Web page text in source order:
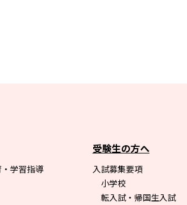
学習指導
受験生の方へ
入試募集要項
小学校
転入試・帰国生入試